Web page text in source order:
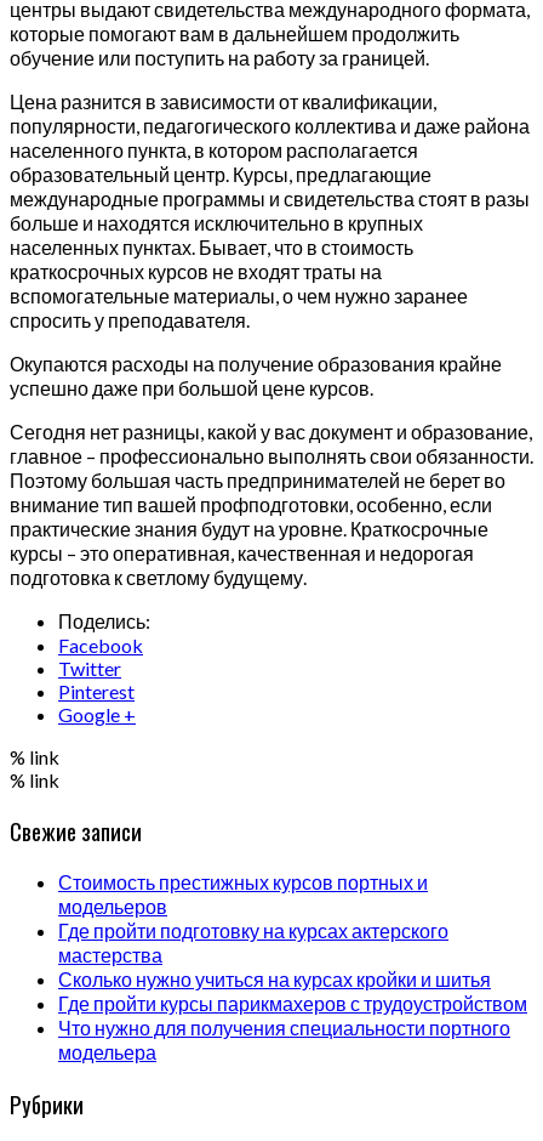
центры выдают свидетельства международного формата,
которые помогают вам в дальнейшем продолжить
обучение или поступить на работу за границей.
Цена разнится в зависимости от квалификации,
популярности, педагогического коллектива и даже района
населенного пункта, в котором располагается
образовательный центр. Курсы, предлагающие
международные программы и свидетельства стоят в разы
больше и находятся исключительно в крупных
населенных пунктах. Бывает, что в стоимость
краткосрочных курсов не входят траты на
вспомогательные материалы, о чем нужно заранее
спросить у преподавателя.
Окупаются расходы на получение образования крайне
успешно даже при большой цене курсов.
Сегодня нет разницы, какой у вас документ и образование,
главное – профессионально выполнять свои обязанности.
Поэтому большая часть предпринимателей не берет во
внимание тип вашей профподготовки, особенно, если
практические знания будут на уровне. Краткосрочные
курсы – это оперативная, качественная и недорогая
подготовка к светлому будущему.
Поделись:
Facebook
Twitter
Pinterest
Google +
% link
% link
Свежие записи
Стоимость престижных курсов портных и
модельеров
Где пройти подготовку на курсах актерского
мастерства
Сколько нужно учиться на курсах кройки и шитья
Где пройти курсы парикмахеров с трудоустройством
Что нужно для получения специальности портного
модельера
Рубрики